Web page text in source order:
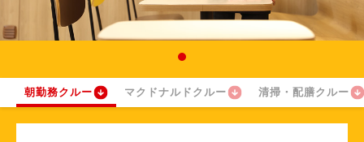
朝勤務クルー マクドナルドクルー 清掃・配膳クルー